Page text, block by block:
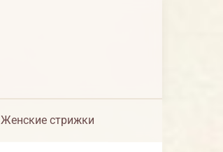
Женские стрижки